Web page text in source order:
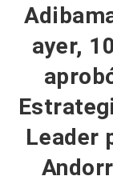
ayer,
Leader